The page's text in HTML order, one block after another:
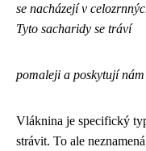
se nacházejí v
Tyto sacharidy se tráví
pomaleji a poskytují
Vláknina je specifický
strávit. To ale